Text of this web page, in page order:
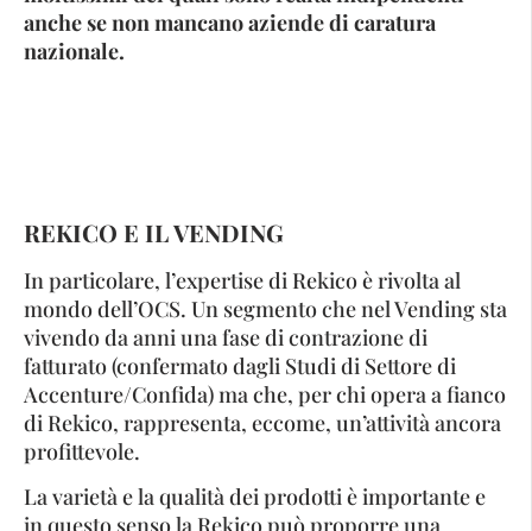
anche se non mancano aziende di caratura
nazionale.
REKICO E IL VENDING
In particolare, l’expertise di Rekico è rivolta al
mondo dell’OCS. Un segmento che nel Vending sta
vivendo da anni una fase di contrazione di
fatturato (confermato dagli Studi di Settore di
Accenture/Confida) ma che, per chi opera a fianco
di Rekico, rappresenta, eccome, un’attività ancora
profittevole.
La varietà e la qualità dei prodotti è importante e